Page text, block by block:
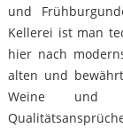
und
Kellerei ist man
hier nach
alten und
Weine und